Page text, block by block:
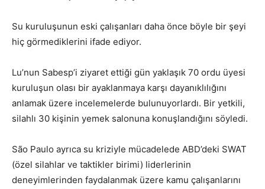
Su kuruluşunun eski çalışanları daha önce böyle bir şeyi
hiç görmediklerini ifade ediyor.
Lu’nun Sabesp’i ziyaret ettiği gün yaklaşık 70 ordu üyesi
kuruluşun olası bir ayaklanmaya karşı dayanıklılığını
anlamak üzere incelemelerde bulunuyorlardı. Bir yetkili,
silahlı 30 kişinin yemek salonuna konuşlandığını söyledi.
São Paulo ayrıca su kriziyle mücadelede ABD’deki SWAT
(özel silahlar ve taktikler birimi) liderlerinin
deneyimlerinden faydalanmak üzere kamu çalışanlarını